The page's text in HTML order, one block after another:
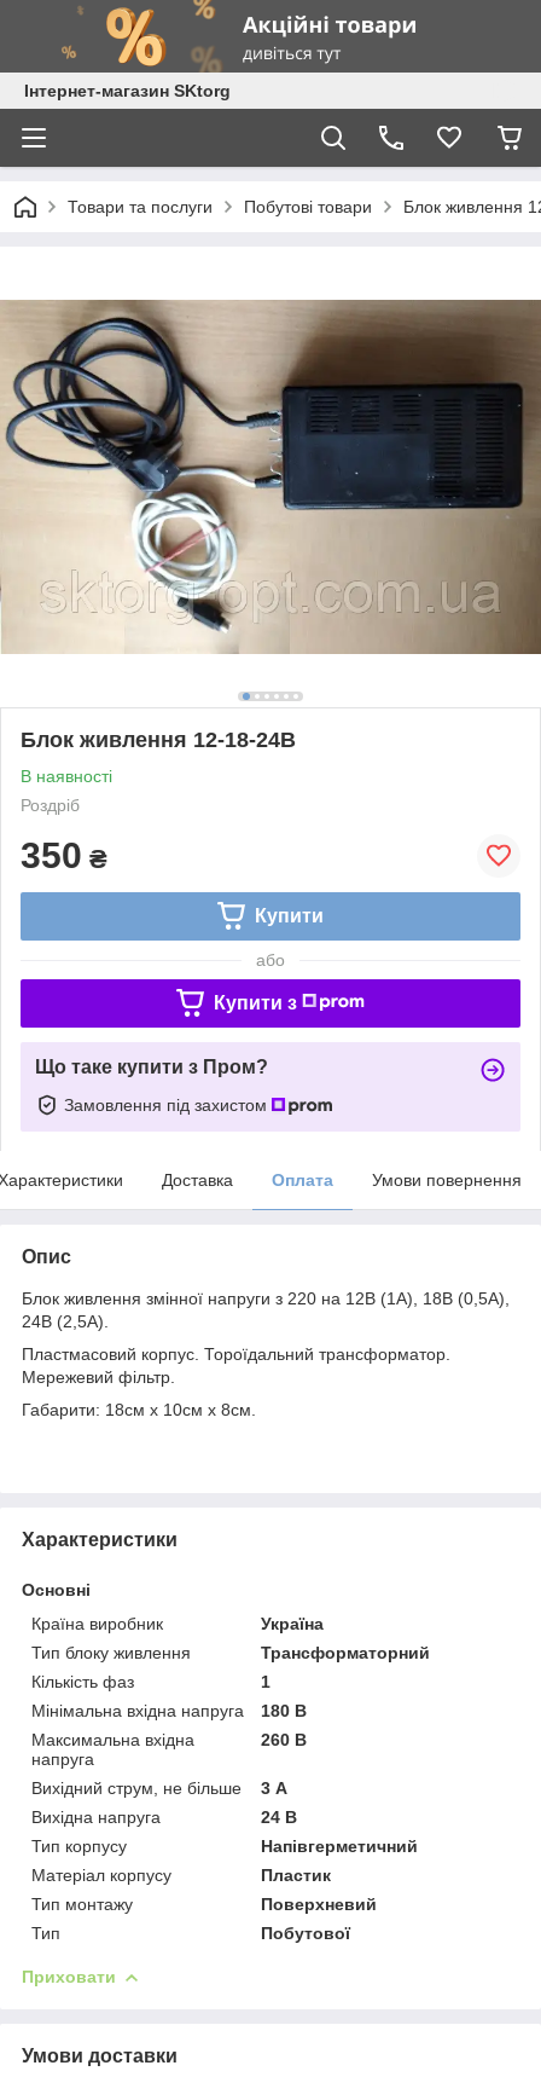
Інтернет-магазин SKtorg
Товари та послуги Побутові товари Блок живлення
Блок живлення 12-18-24В
В наявності
Роздріб
350 ₴
Купити
або
Купити з
Що таке купити з Пром?
Замовлення під захистом
Доставка Оплата Умови повернення
Опис
Блок живлення змінної напруги з 220 на 12В (1А), 18В (0,5А),
24В (2,5А).
Пластмасовий корпус. Тороїдальний трансформатор.
Мережевий фільтр.
Габарити: 18см х 10см х 8см.
Характеристики
Основні
Країна виробник
Україна
Тип блоку живлення
Трансформаторний
Кількість фаз
1
Мінімальна вхідна напруга
180 В
Максимальна вхідна
напруга
260 В
Вихідний струм, не більше
3 А
Вихідна напруга
24 В
Тип корпусу
Напівгерметичний
Матеріал корпусу
Пластик
Тип монтажу
Поверхневий
Тип
Побутової
Приховати
Умови доставки